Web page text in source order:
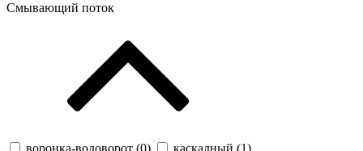
Смывающий поток
воронка-водоворот (0) каскадный (1)